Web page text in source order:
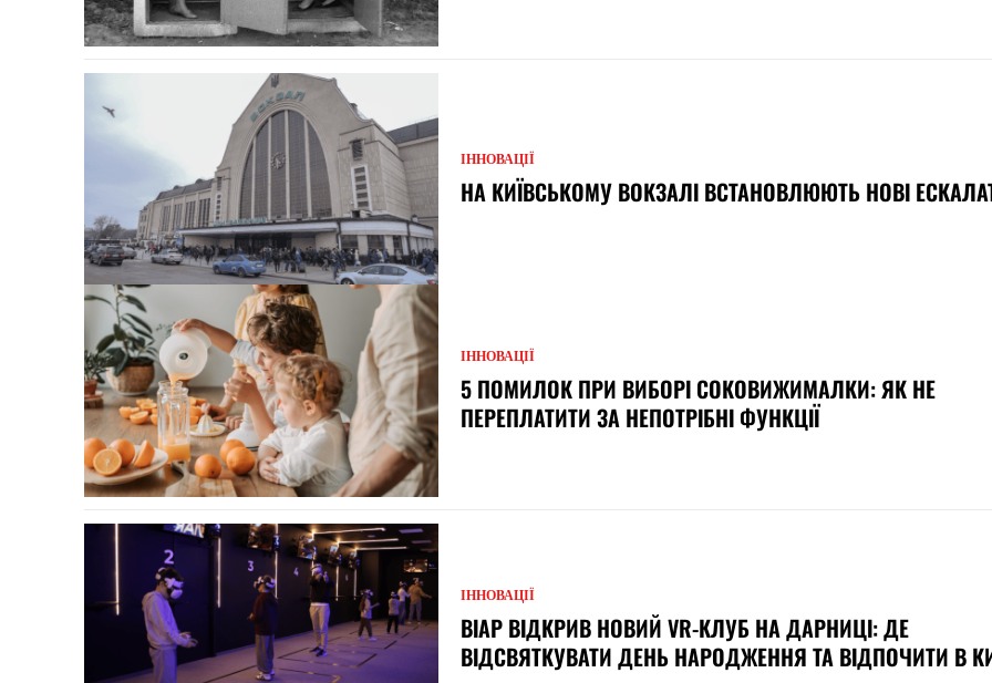
ІННОВАЦІЇ
НА КИЇВСЬКОМУ ВОКЗАЛІ ВСТАНОВЛЮЮТЬ НОВІ
ІННОВАЦІЇ
5 ПОМИЛОК ПРИ ВИБОРІ СОКОВИЖИМАЛКИ: ЯК НЕ
ПЕРЕПЛАТИТИ ЗА НЕПОТРІБНІ ФУНКЦІЇ
ІННОВАЦІЇ
ВІАР ВІДКРИВ НОВИЙ VR-КЛУБ НА ДАРНИЦІ: ДЕ
ВІДСВЯТКУВАТИ ДЕНЬ НАРОДЖЕННЯ ТА ВІДПОЧИТИ В